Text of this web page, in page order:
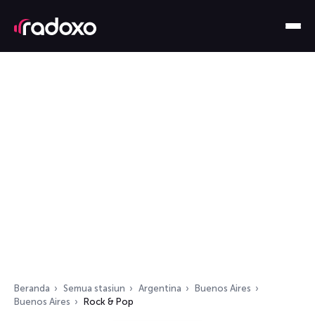
Beranda Semua stasiun Argentina
Buenos Aires
Buenos Aires
Rock & Pop